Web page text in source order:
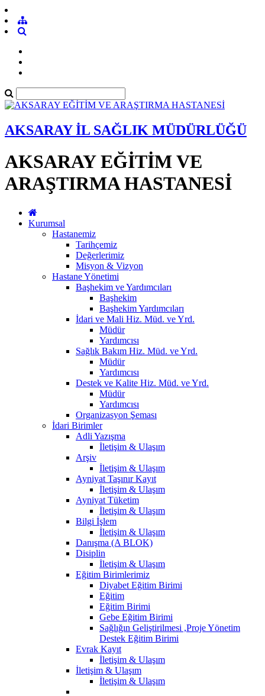
AKSARAY İL SAĞLIK MÜDÜRLÜĞÜ
AKSARAY EĞİTİM VE
ARAŞTIRMA HASTANESİ
Kurumsal
Hastanemiz
Tarihçemiz
Değerlerimiz
Misyon & Vizyon
Hastane Yönetimi
Başhekim ve Yardımcıları
Başhekim
Başhekim Yardımcıları
İdari ve Mali Hiz. Müd. ve Yrd.
Müdür
Yardımcısı
Sağlık Bakım Hiz. Müd. ve Yrd.
Müdür
Yardımcısı
Destek ve Kalite Hiz. Müd. ve Yrd.
Müdür
Yardımcısı
Organizasyon Şeması
İdari Birimler
Adli Yazışma
İletişim & Ulaşım
Arşiv
İletişim & Ulaşım
Ayniyat Taşınır Kayıt
İletişim & Ulaşım
Ayniyat Tüketim
İletişim & Ulaşım
Bilgi İşlem
İletişim & Ulaşım
Danışma (A BLOK)
Disiplin
İletişim & Ulaşım
Eğitim Birimlerimiz
Diyabet Eğitim Birimi
Eğitim
Eğitim Birimi
Gebe Eğitim Birimi
Sağlığın Geliştirilmesi ,Proje Yönetim
Destek Eğitim Birimi
Evrak Kayıt
İletişim & Ulaşım
İletişim & Ulaşım
İletişim & Ulaşım